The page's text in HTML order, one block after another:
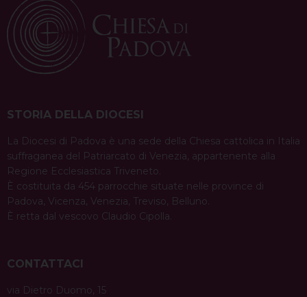
STORIA DELLA DIOCESI
La Diocesi di Padova è una sede della Chiesa cattolica in Italia
suffraganea del Patriarcato di Venezia, appartenente alla
Regione Ecclesiastica Triveneto.
È costituita da 454 parrocchie situate nelle province di
Padova, Vicenza, Venezia, Treviso, Belluno.
È retta dal vescovo Claudio Cipolla.
CONTATTACI
via Dietro Duomo, 15